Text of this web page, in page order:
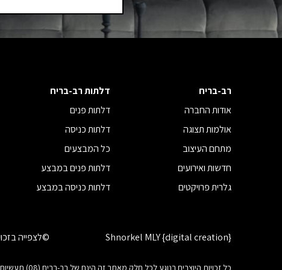
רב-בריח
אודות החברה
אולמות תצוגה
מתחם העיצוב
חדשות ואירועים
גלרית פרויקטים
דלתות רב-בריח
דלתות פנים
דלתות כניסה
כל המבצעים
דלתות פנים במבצע
דלתות כניסה במבצע
Shnorkel MLY {digital creation} ©לצפייה
כל זכויות